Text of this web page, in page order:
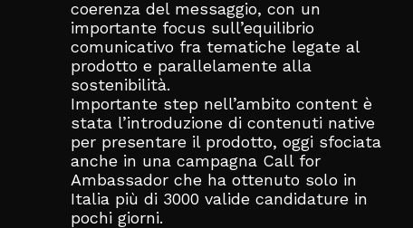
coerenza del messaggio, con un
importante focus sull’equilibrio
comunicativo fra tematiche legate al
prodotto e parallelamente alla
sostenibilità.
Importante step nell’ambito content è
stata l’introduzione di contenuti native
per presentare il prodotto, oggi sfociata
anche in una campagna Call for
Ambassador che ha ottenuto solo in
Italia più di 3000 valide candidature in
pochi giorni.